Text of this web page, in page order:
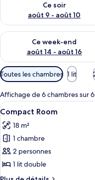
Ce soir
août 9 - août 10
Ce week-end
août 14 - août 16
Vérifier la disponibilité
Filtres
disponibles
pour
les
chambres
Toutes les chambres 1 lit
Affichage de 6 chambres sur 6
Afficher
toutes
les
photos
pour
ce
type
14
Compact Room
18 m²
1 chambre
2 personnes
1 lit double